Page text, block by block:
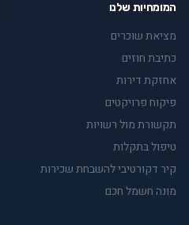
המומחיות שלנו
מציאת שוכרים
כתיבת חוזים
אחזקת דירות
פיקוח פרויקטים
תקשורת מול רשויות
טיפול בתקלות
קיר דקורטיבי להשבחת שכירות
מונה חשמל חכם